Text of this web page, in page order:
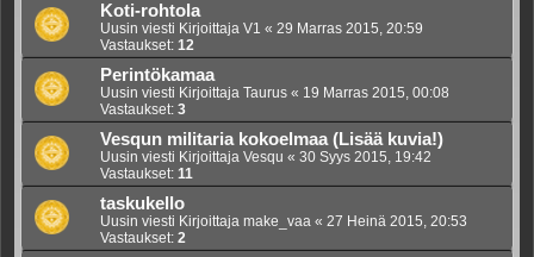
Koti-rohtola
Uusin viesti Kirjoittaja V1 « 29 Marras 2015, 20:59
Vastaukset: 12
Perintökamaa
Uusin viesti Kirjoittaja Taurus « 19 Marras 2015, 00:08
Vastaukset: 3
Vesqun militaria kokoelmaa (Lisää kuvia!)
Uusin viesti Kirjoittaja Vesqu « 30 Syys 2015, 19:42
Vastaukset: 11
taskukello
Uusin viesti Kirjoittaja make_vaa « 27 Heinä 2015, 20:53
Vastaukset: 2